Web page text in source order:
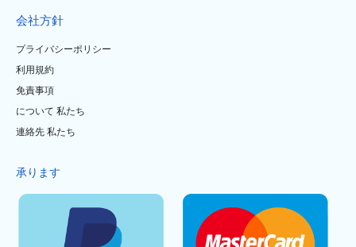
会社方針
プライバシーポリシー
利用規約
免責事項
について 私たち
連絡先 私たち
承ります